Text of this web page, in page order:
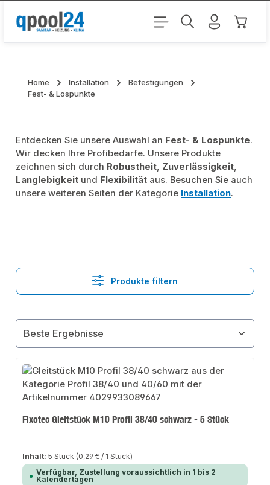
Zum Hauptinhalt springen
Home Installation
Befestigungen
Fest- & Lospunkte
Entdecken Sie unsere Auswahl an Fest- & Lospunkte.
Wir decken Ihre Profibedarfe. Unsere Produkte
zeichnen sich durch Robustheit, Zuverlässigkeit,
Langlebigkeit und Flexibilität aus. Besuchen Sie auch
unsere weiteren Seiten der Kategorie Installation.
Produkte filtern
Fixotec Gleitstück M10 Profil 38/40 schwarz - 5 Stück
Inhalt:5 Stück (0,29 € / 1 Stück)
Verfügbar, Zustellung voraussichtlich in 1 bis 2
Kalendertagen